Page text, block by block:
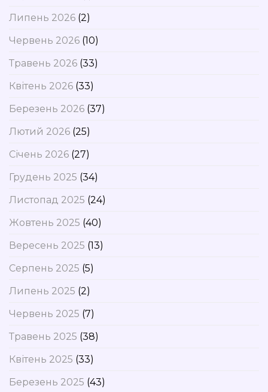
Липень 2026 (2)
Червень 2026 (10)
Травень 2026 (33)
Квітень 2026 (33)
Березень 2026 (37)
Лютий 2026 (25)
Січень 2026 (27)
Грудень 2025 (34)
Листопад 2025 (24)
Жовтень 2025 (40)
Вересень 2025 (13)
Серпень 2025 (5)
Липень 2025 (2)
Червень 2025 (7)
Травень 2025 (38)
Квітень 2025 (33)
Березень 2025 (43)